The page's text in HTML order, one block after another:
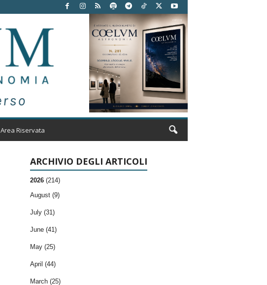
Area Riservata
ARCHIVIO DEGLI ARTICOLI
2026 (214)
August (9)
July (31)
June (41)
May (25)
April (44)
March (25)